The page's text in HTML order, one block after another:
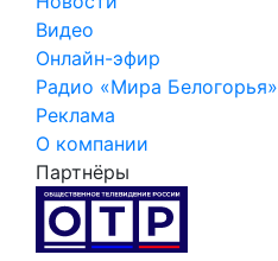
Видео
Онлайн-эфир
Радио «Мира Белогорья»
Реклама
О компании
Партнёры